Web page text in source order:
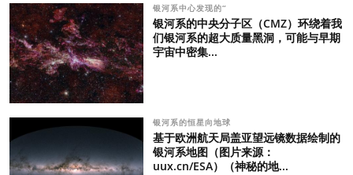
银河系中心发现的“
银河系的中央分子区（CMZ）环绕着我
们银河系的超大质量黑洞，可能与早期
宇宙中密集...
银河系的恒星向地球
基于欧洲航天局盖亚望远镜数据绘制的
银河系地图（图片来源：
uux.cn/ESA）（神秘的地...